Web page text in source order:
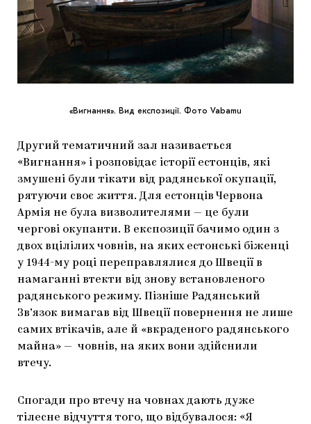
«Вигнання». Вид експозиції. Фото Vabamu
Другий тематичний зал називається
«Вигнання» і розповідає історії естонців, які
змушені були тікати від радянської окупації,
рятуючи своє життя. Для естонців Червона
Армія не була визволителями — це були
чергові окупанти. В експозиції бачимо один з
двох вцілілих човнів, на яких естонські біженці
у 1944-му році переправлялися до Швеції в
намаганні втекти від знову встановленого
радянського режиму. Пізніше Радянський
Зв’язок вимагав від Швеції повернення не лише
самих втікачів, але й «вкраденого радянського
майна» — човнів, на яких вони здійснили
втечу.
Спогади про втечу на човнах дають дуже
тілесне відчуття того, що відбувалося: «Я